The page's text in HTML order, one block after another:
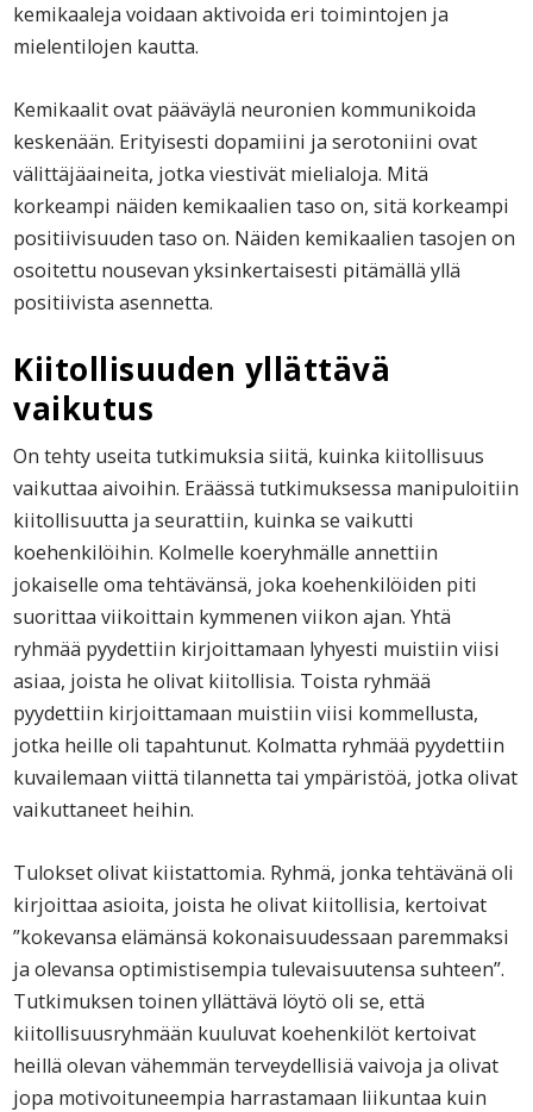
kemikaaleja voidaan aktivoida eri toimintojen ja
mielentilojen kautta.
Kemikaalit ovat pääväylä neuronien kommunikoida
keskenään. Erityisesti dopamiini ja serotoniini ovat
välittäjäaineita, jotka viestivät mielialoja. Mitä
korkeampi näiden kemikaalien taso on, sitä korkeampi
positiivisuuden taso on. Näiden kemikaalien tasojen on
osoitettu nousevan yksinkertaisesti pitämällä yllä
positiivista asennetta.
Kiitollisuuden yllättävä
vaikutus
On tehty useita tutkimuksia siitä, kuinka kiitollisuus
vaikuttaa aivoihin. Eräässä tutkimuksessa manipuloitiin
kiitollisuutta ja seurattiin, kuinka se vaikutti
koehenkilöihin. Kolmelle koeryhmälle annettiin
jokaiselle oma tehtävänsä, joka koehenkilöiden piti
suorittaa viikoittain kymmenen viikon ajan. Yhtä
ryhmää pyydettiin kirjoittamaan lyhyesti muistiin viisi
asiaa, joista he olivat kiitollisia. Toista ryhmää
pyydettiin kirjoittamaan muistiin viisi kommellusta,
jotka heille oli tapahtunut. Kolmatta ryhmää pyydettiin
kuvailemaan viittä tilannetta tai ympäristöä, jotka olivat
vaikuttaneet heihin.
Tulokset olivat kiistattomia. Ryhmä, jonka tehtävänä oli
kirjoittaa asioita, joista he olivat kiitollisia, kertoivat
”kokevansa elämänsä kokonaisuudessaan paremmaksi
ja olevansa optimistisempia tulevaisuutensa suhteen”.
Tutkimuksen toinen yllättävä löytö oli se, että
kiitollisuusryhmään kuuluvat koehenkilöt kertoivat
heillä olevan vähemmän terveydellisiä vaivoja ja olivat
jopa motivoituneempia harrastamaan liikuntaa kuin